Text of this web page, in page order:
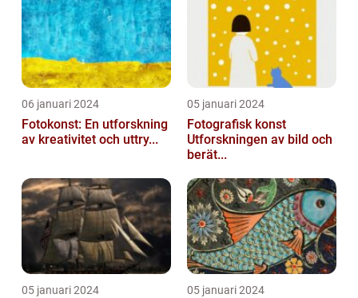
06 januari 2024
Fotokonst: En utforskning
av kreativitet och uttry...
05 januari 2024
Fotografisk konst
Utforskningen av bild och
berät...
05 januari 2024 05 januari 2024